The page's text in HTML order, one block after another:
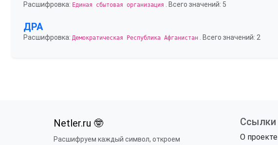
Расшифровка: Единая сбытовая организация . Всего значений: 5
ДРА
Расшифровка: Демократическая Республика Афганистан . Всего значений: 2
Netler.ru 🤓
Расшифруем каждый символ, откроем
Ссылки
О проекте